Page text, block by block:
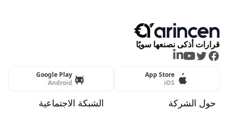
قرارات أذكى نصنعها سويًا
Facebook
Twitter
Youtube
LinkedIn
App Store
iOS
Google Play
Android
حول الشركة الشبكة الاجتماعية